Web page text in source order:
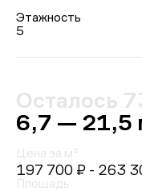
Этажность
5
Осталось
6,7 — 21,5
Цена за м²
197 700 ₽ - 263
Площадь